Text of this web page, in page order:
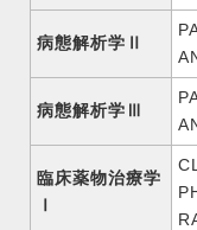
病態解析学Ⅱ
病態解析学Ⅲ
臨床薬物治療学
Ⅰ